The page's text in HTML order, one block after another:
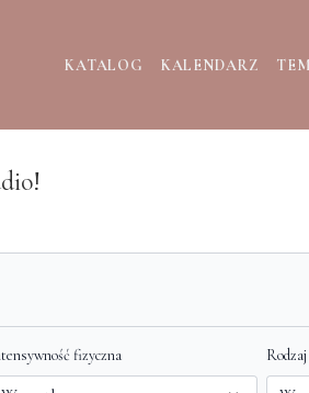
KATALOG KALENDARZ
fizyczna